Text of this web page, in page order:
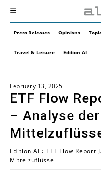
Press Releases Opinions
Travel & Leisure Edition AI
February 13, 2025
ETF Flow
– Analyse
Edition AI
ETF Flow Report
Mittelzuflüsse